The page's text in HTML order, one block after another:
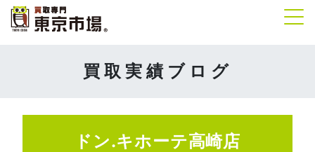
買取実績ブログ
ドン.キホーテ高崎店